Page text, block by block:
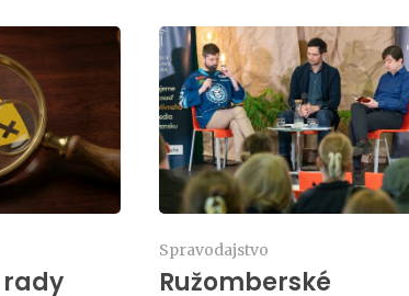
rady
Spravodajstvo
Ružomberské